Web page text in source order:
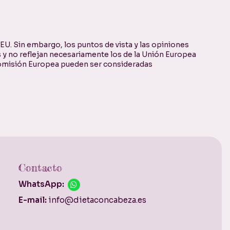
Sin embargo, los puntos de vista y las opiniones
no reflejan necesariamente los de la Unión Europea
Europea pueden ser consideradas
Contacto
WhatsApp:
E-mail: info@dietaconcabeza.es